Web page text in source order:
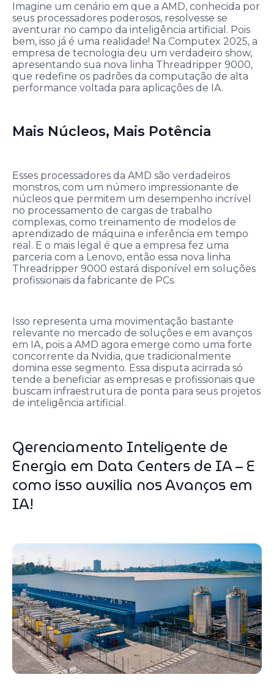
Imagine um cenário em que a AMD, conhecida por
seus processadores poderosos, resolvesse se
aventurar no campo da inteligência artificial. Pois
bem, isso já é uma realidade! Na Computex 2025, a
empresa de tecnologia deu um verdadeiro show,
apresentando sua nova linha Threadripper 9000,
que redefine os padrões da computação de alta
performance voltada para aplicações de IA.
Mais Núcleos, Mais Potência
Esses processadores da AMD são verdadeiros
monstros, com um número impressionante de
núcleos que permitem um desempenho incrível
no processamento de cargas de trabalho
complexas, como treinamento de modelos de
aprendizado de máquina e inferência em tempo
real. E o mais legal é que a empresa fez uma
parceria com a Lenovo, então essa nova linha
Threadripper 9000 estará disponível em soluções
profissionais da fabricante de PCs.
Isso representa uma movimentação bastante
relevante no mercado de soluções e em avanços
em IA, pois a AMD agora emerge como uma forte
concorrente da Nvidia, que tradicionalmente
domina esse segmento. Essa disputa acirrada só
tende a beneficiar as empresas e profissionais que
buscam infraestrutura de ponta para seus projetos
de inteligência artificial.
Gerenciamento Inteligente de
Energia em Data Centers de IA – E
como isso auxilia nos Avanços em
IA!